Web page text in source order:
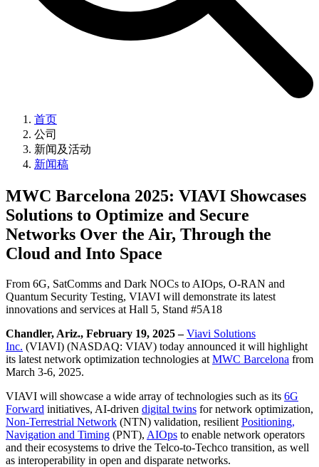
首页
公司
新闻及活动
新闻稿
MWC Barcelona 2025: VIAVI Showcases
Solutions to Optimize and Secure
Networks Over the Air, Through the
Cloud and Into Space
From 6G, SatComms and Dark NOCs to AIOps, O-RAN and
Quantum Security Testing, VIAVI will demonstrate its latest
innovations and services at Hall 5, Stand #5A18
Chandler, Ariz., February 19, 2025 –Viavi Solutions
Inc. (VIAVI) (NASDAQ: VIAV) today announced it will highlight
its latest network optimization technologies at MWC Barcelona from
March 3-6, 2025.
VIAVI will showcase a wide array of technologies such as its 6G
Forward initiatives, AI-driven digital twins for network optimization,
Non-Terrestrial Network (NTN) validation, resilient Positioning,
Navigation and Timing (PNT), AIOps to enable network operators
and their ecosystems to drive the Telco-to-Techco transition, as well
as interoperability in open and disparate networks.